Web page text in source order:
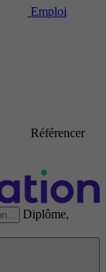
Emploi
Référencer
Diplôme,